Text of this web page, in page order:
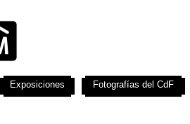
Exposiciones Fotografías del CdF